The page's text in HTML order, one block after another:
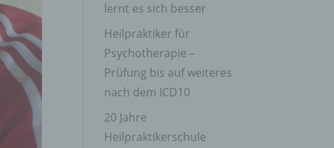
lernt es sich besser
Heilpraktiker für
Psychotherapie –
Prüfung bis auf weiteres
nach dem ICD10
20 Jahre
Heilpraktikerschule